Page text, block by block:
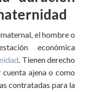
el hombre o
económica
. Tienen derecho
ajena o como
contratadas para la